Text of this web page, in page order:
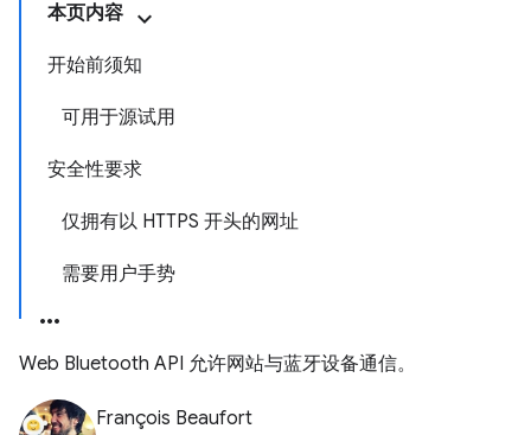
本页内容
开始前须知
可用于源试用
安全性要求
仅拥有以 HTTPS 开头的网址
需要用户手势
Web Bluetooth API 允许网站与蓝牙设备通信。
François Beaufort